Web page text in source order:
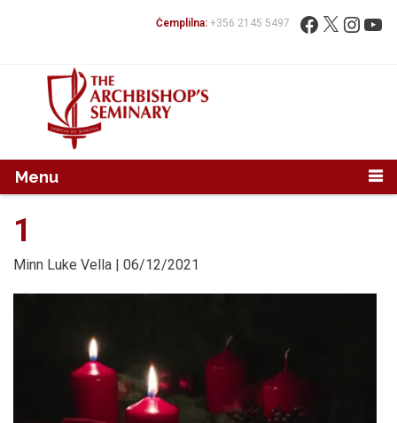
Fittex: Facebook
X
Ċemplilna: +356 2145 5497
Menu
1
Minn Luke Vella | 06/12/2021